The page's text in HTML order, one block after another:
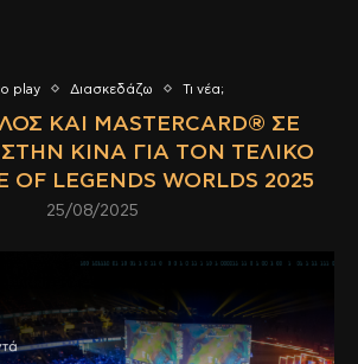
play Διασκεδάζω Τι νέα;
ΚΑΙ MASTERCARD® ΣΕ
ΚΊΝΑ ΓΙΑ ΤΟΝ ΤΕΛΙΚΌ
OF LEGENDS WORLDS 2025
25/08/2025